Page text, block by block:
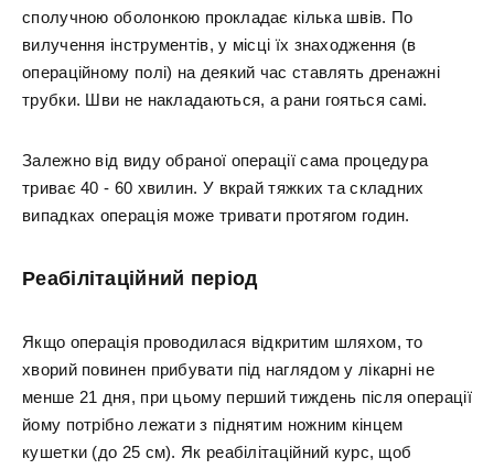
сполучною оболонкою прокладає кілька швів. По
вилучення інструментів, у місці їх знаходження (в
операційному полі) на деякий час ставлять дренажні
трубки. Шви не накладаються, а рани гояться самі.
Залежно від виду обраної операції сама процедура
триває 40 - 60 хвилин. У вкрай тяжких та складних
випадках операція може тривати протягом годин.
Реабілітаційний період
Якщо операція проводилася відкритим шляхом, то
хворий повинен прибувати під наглядом у лікарні не
менше 21 дня, при цьому перший тиждень після операції
йому потрібно лежати з піднятим ножним кінцем
кушетки (до 25 см). Як реабілітаційний курс, щоб